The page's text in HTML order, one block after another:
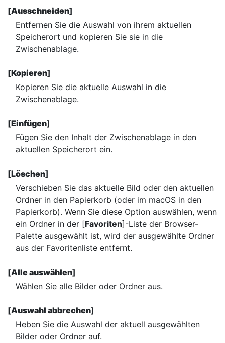
[Ausschneiden]
Entfernen Sie die Auswahl von ihrem aktuellen
Speicherort und kopieren Sie sie in die
Zwischenablage.
[Kopieren]
Kopieren Sie die aktuelle Auswahl in die
Zwischenablage.
[Einfügen]
Fügen Sie den Inhalt der Zwischenablage in den
aktuellen Speicherort ein.
[Löschen]
Verschieben Sie das aktuelle Bild oder den aktuellen
Ordner in den Papierkorb (oder im macOS in den
Papierkorb). Wenn Sie diese Option auswählen, wenn
ein Ordner in der [Favoriten]-Liste der Browser-
Palette ausgewählt ist, wird der ausgewählte Ordner
aus der Favoritenliste entfernt.
[Alle auswählen]
Wählen Sie alle Bilder oder Ordner aus.
[Auswahl abbrechen]
Heben Sie die Auswahl der aktuell ausgewählten
Bilder oder Ordner auf.